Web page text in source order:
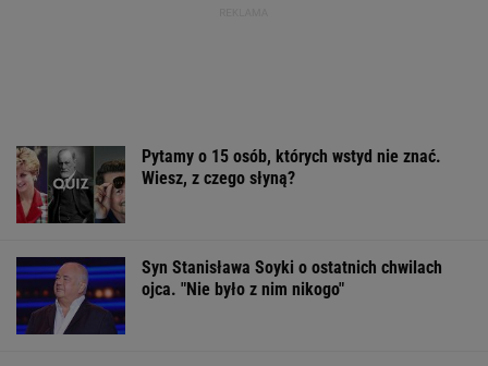
Pytamy o 15 osób, których wstyd nie znać.
Wiesz, z czego słyną?
Syn Stanisława Soyki o ostatnich chwilach
ojca. "Nie było z nim nikogo"